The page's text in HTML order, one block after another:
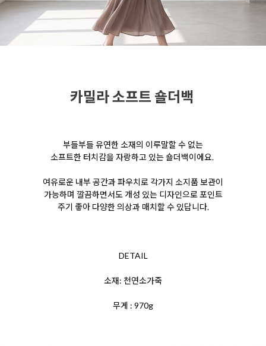
카밀라 소프트 숄더백
부들부들 유연한 소재의 이루말할 수 없는
소프트한 터치감을 자랑하고 있는 숄더백이에요.
여유로운 내부 공간과 파우치로 각가지 소지품 보관이
가능하며 깔끔하면서도 개성 있는 디자인으로 포인트
주기 좋아 다양한 의상과 매치할 수 있답니다.
DETAIL
소재: 천연소가죽
무게 : 970g